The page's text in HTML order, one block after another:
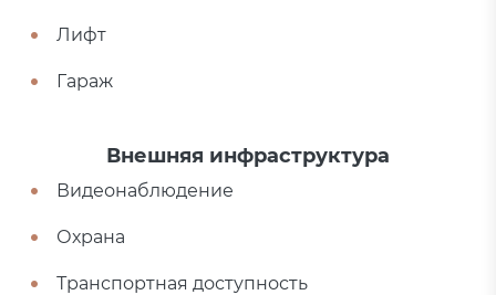
Лифт
Гараж
Внешняя инфраструктура
Видеонаблюдение
Охрана
Транспортная доступность